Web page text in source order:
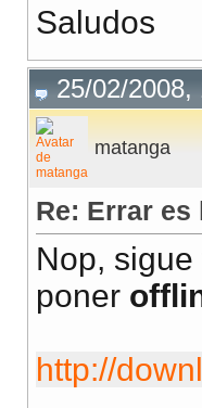
Saludos
25/02/2008,
matanga
Re: Errar es
Nop,
poner
http://